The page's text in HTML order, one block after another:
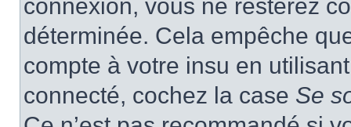
connexion, vous ne resterez
déterminée. Cela empêche
compte à votre insu en
connecté, cochez la case Se